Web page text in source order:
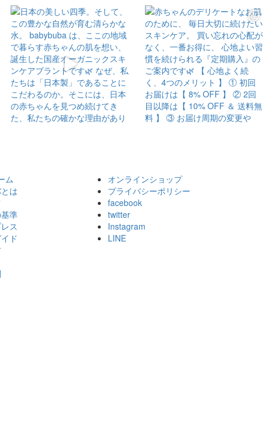
ム
は
準
ス
ド
オンラインショップ
プライバシーポリシー
facebook
twitter
Instagram
LINE